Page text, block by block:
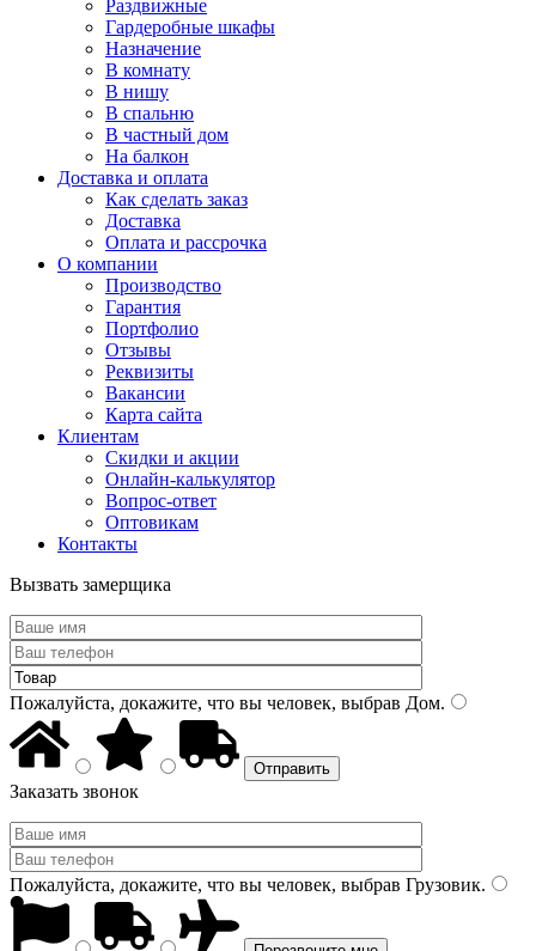
Раздвижные
Гардеробные шкафы
Назначение
В комнату
В нишу
В спальню
В частный дом
На балкон
Доставка и оплата
Как сделать заказ
Доставка
Оплата и рассрочка
О компании
Производство
Гарантия
Портфолио
Отзывы
Реквизиты
Вакансии
Карта сайта
Клиентам
Скидки и акции
Онлайн-калькулятор
Вопрос-ответ
Оптовикам
Контакты
Вызвать замерщика
Пожалуйста, докажите, что вы человек, выбрав Дом.
Заказать звонок
Пожалуйста, докажите, что вы человек, выбрав Грузовик.